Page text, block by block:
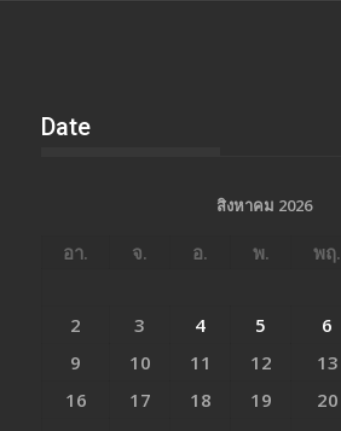
Date
สิงหาคม 2026
อา. จ. อ. พ. พฤ.
2
3 4 5 6
9
10 11 12 13
16
17 18 19 20